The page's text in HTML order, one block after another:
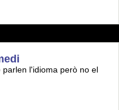
l'idioma però no el